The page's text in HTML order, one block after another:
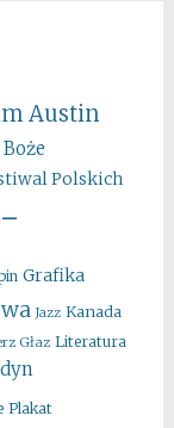
Austin
Boże
Polskich
Grafika
Jazz Kanada
Głaz Literatura
Plakat